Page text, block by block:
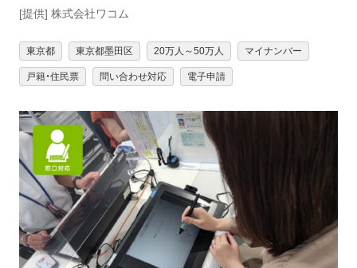
[提供] 株式会社ワコム
東京都 東京都墨田区 20万人～50万人 マイナンバー
戸籍・住民票 問い合わせ対応 電子申請